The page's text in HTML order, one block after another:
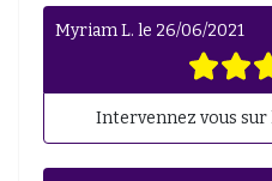
Myriam L. le 26/06/2021
Intervennez vous sur